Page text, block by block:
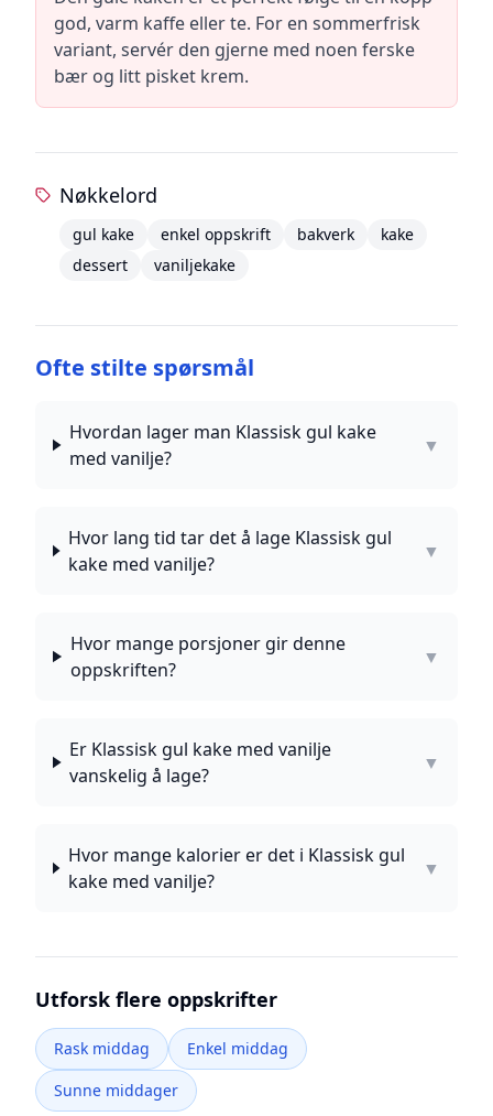
god, varm kaffe eller te. For en sommerfrisk
variant, servér den gjerne med noen ferske
bær og litt pisket krem.
Nøkkelord
gul kake enkel oppskrift bakverk
kake
dessert
vaniljekake
Ofte stilte spørsmål
Hvordan lager man Klassisk gul kake
med vanilje?
▼
Hvor lang tid tar det å lage Klassisk gul
kake med vanilje?
▼
Hvor mange porsjoner gir denne
oppskriften?
▼
Er Klassisk gul kake med vanilje
vanskelig å lage?
▼
Hvor mange kalorier er det i Klassisk gul
kake med vanilje?
▼
Utforsk flere oppskrifter
Rask middag
Enkel middag
Sunne middager